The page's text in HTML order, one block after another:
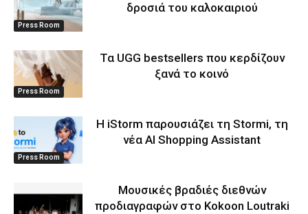
Press Room
δροσιά του καλοκαιριού
Press Room
Τα UGG bestsellers που κερδίζουν
ξανά το κοινό
Press Room
Η iStorm παρουσιάζει τη Stormi, τη
νέα AI Shopping Assistant
Μουσικές βραδιές διεθνών
προδιαγραφών στο Kokoon Loutraki